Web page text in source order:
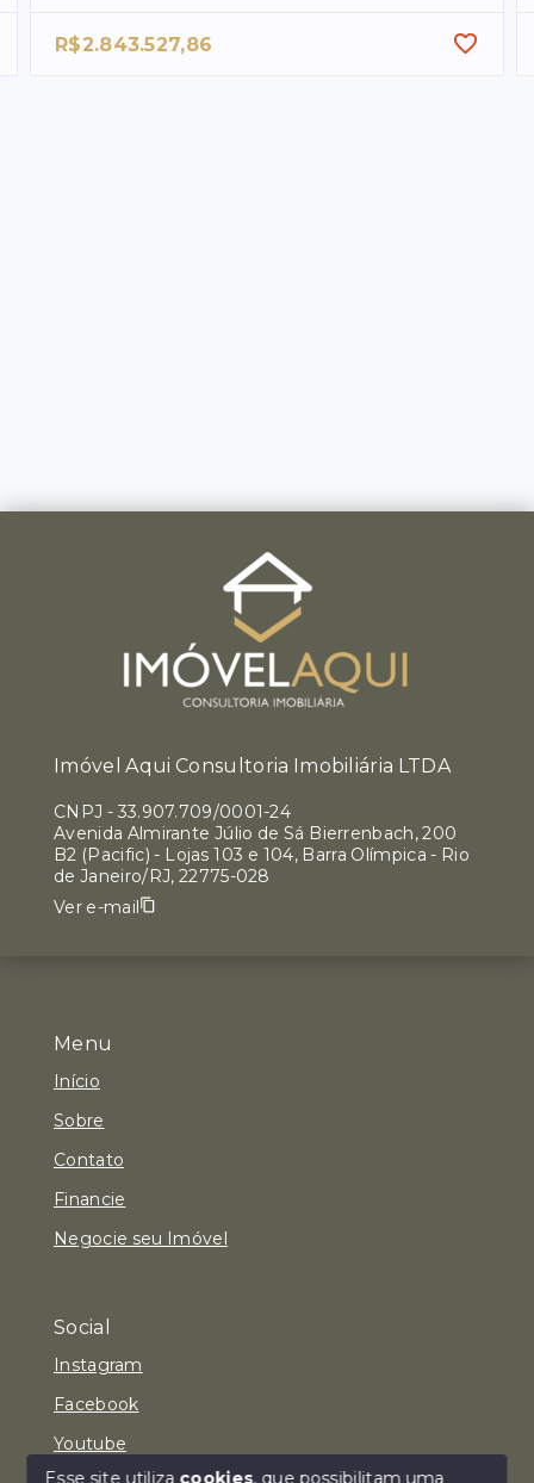
R$2.843.527,86
Menu
Início
Sobre
Contato
Financie
Negocie seu Imóvel
Social
Instagram
Facebook
Youtube
Imóvel Aqui Consultoria Imobiliária LTDA
CNPJ - 33.907.709/0001-24
Avenida Almirante Júlio de Sá Bierrenbach, 200
B2 (Pacific) - Lojas 103 e 104, Barra Olímpica - Rio
de Janeiro/RJ, 22775-028
Ver e-mail
Esse site utiliza cookies, que possibilitam uma